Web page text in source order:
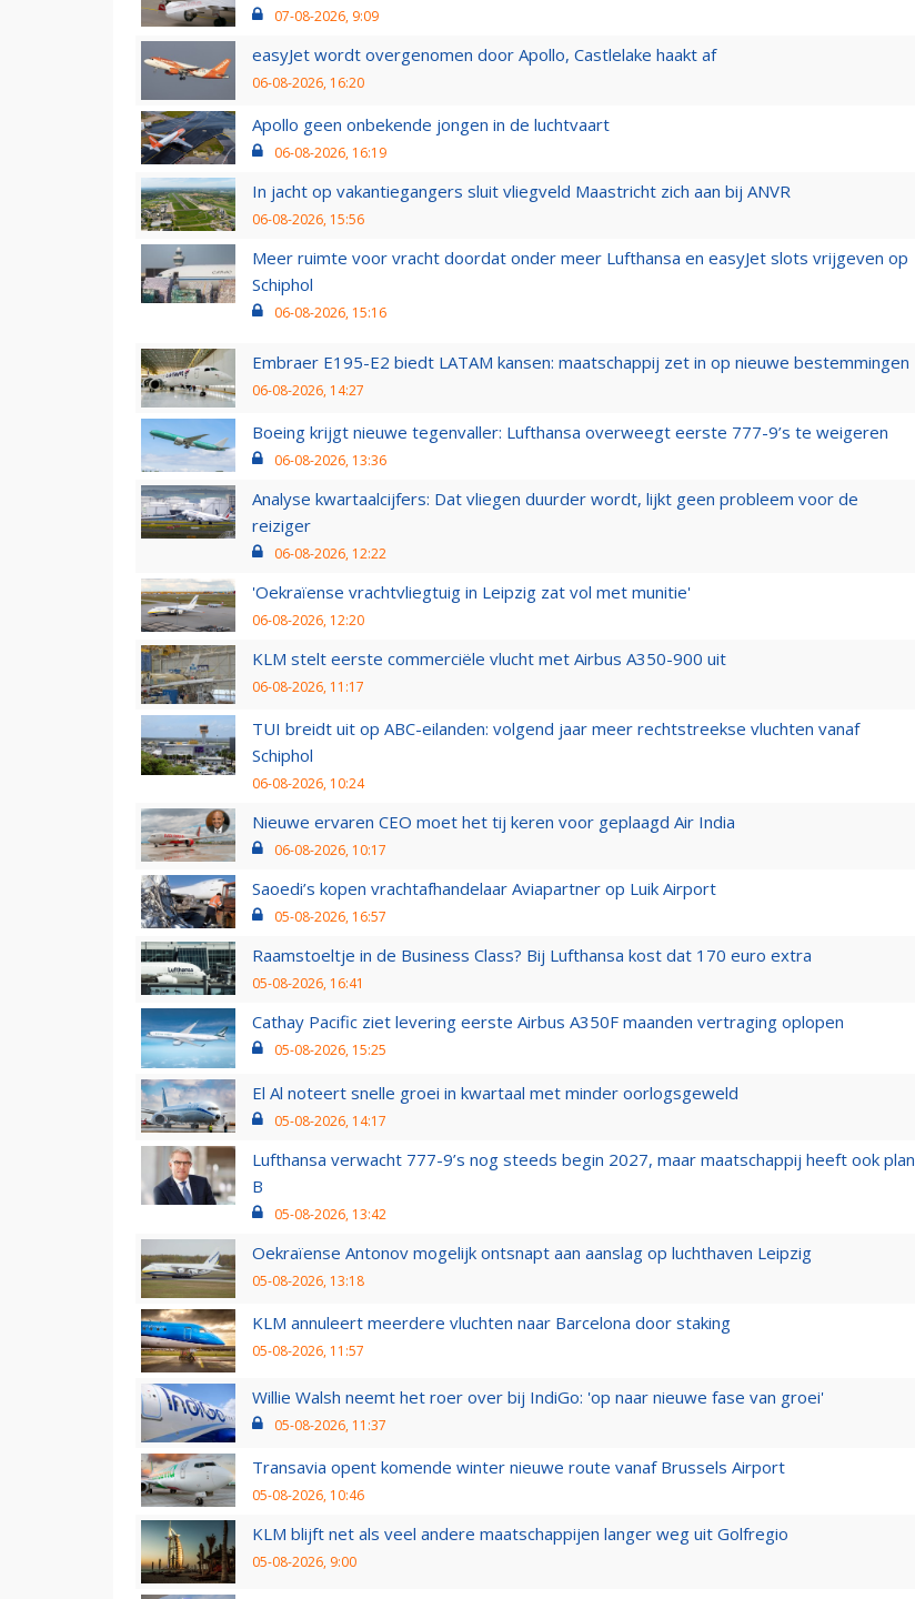
07-08-2026, 9:09
easyJet wordt overgenomen door Apollo, Castlelake haakt af
06-08-2026, 16:20
Apollo geen onbekende jongen in de luchtvaart
06-08-2026, 16:19
In jacht op vakantiegangers sluit vliegveld Maastricht zich aan bij ANVR
06-08-2026, 15:56
Meer ruimte voor vracht doordat onder meer Lufthansa en easyJet slots vrijgeven op
Schiphol
06-08-2026, 15:16
Embraer E195-E2 biedt LATAM kansen: maatschappij zet in op nieuwe bestemmingen
06-08-2026, 14:27
Boeing krijgt nieuwe tegenvaller: Lufthansa overweegt eerste 777-9’s te weigeren
06-08-2026, 13:36
Analyse kwartaalcijfers: Dat vliegen duurder wordt, lijkt geen probleem voor de
reiziger
06-08-2026, 12:22
'Oekraïense vrachtvliegtuig in Leipzig zat vol met munitie'
06-08-2026, 12:20
KLM stelt eerste commerciële vlucht met Airbus A350-900 uit
06-08-2026, 11:17
TUI breidt uit op ABC-eilanden: volgend jaar meer rechtstreekse vluchten vanaf
Schiphol
06-08-2026, 10:24
Nieuwe ervaren CEO moet het tij keren voor geplaagd Air India
06-08-2026, 10:17
Saoedi’s kopen vrachtafhandelaar Aviapartner op Luik Airport
05-08-2026, 16:57
Raamstoeltje in de Business Class? Bij Lufthansa kost dat 170 euro extra
05-08-2026, 16:41
Cathay Pacific ziet levering eerste Airbus A350F maanden vertraging oplopen
05-08-2026, 15:25
El Al noteert snelle groei in kwartaal met minder oorlogsgeweld
05-08-2026, 14:17
Lufthansa verwacht 777-9’s nog steeds begin 2027, maar maatschappij heeft ook plan
B
05-08-2026, 13:42
Oekraïense Antonov mogelijk ontsnapt aan aanslag op luchthaven Leipzig
05-08-2026, 13:18
KLM annuleert meerdere vluchten naar Barcelona door staking
05-08-2026, 11:57
Willie Walsh neemt het roer over bij IndiGo: 'op naar nieuwe fase van groei'
05-08-2026, 11:37
Transavia opent komende winter nieuwe route vanaf Brussels Airport
05-08-2026, 10:46
KLM blijft net als veel andere maatschappijen langer weg uit Golfregio
05-08-2026, 9:00